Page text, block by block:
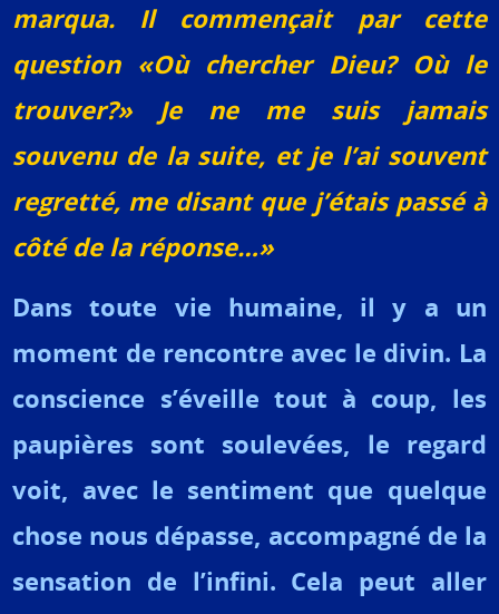
marqua. Il commençait par cette
question «Où chercher Dieu? Où le
trouver?» Je ne me suis jamais
souvenu de la suite, et je l’ai souvent
regretté, me disant que j’étais passé à
côté de la réponse…»
Dans toute vie humaine, il y a un
moment de rencontre avec le divin. La
conscience s’éveille tout à coup, les
paupières sont soulevées, le regard
voit, avec le sentiment que quelque
chose nous dépasse, accompagné de la
sensation de l’infini. Cela peut aller